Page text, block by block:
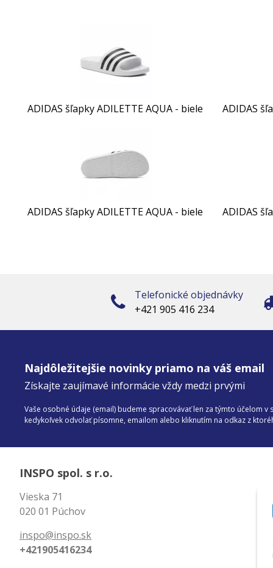
ADIDAS šľapky ADILETTE AQUA - biele ADIDAS
ADIDAS šľapky ADILETTE AQUA - biele ADIDAS
Telefonické objednávky
+421 905 416 234
Najdôležitejšie novinky priamo na váš email
Získajte zaujímavé informácie vždy medzi prvými
Vaše osobné údaje (email) budeme spracovávať len za týmto účelom
kedykoľvek odvolať písomne, emailom alebo kliknutím na odkaz z
INSPO spol. s r.o.
Vieska 71
020 01 Púchov
inspo@inspo.sk
+421905416234